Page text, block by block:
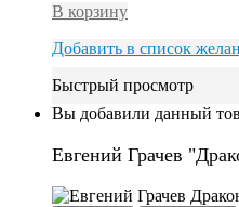
В корзину
Добавить в список
Быстрый просмотр
Вы добавили данный
Евгений Грачев